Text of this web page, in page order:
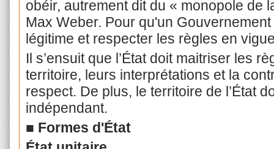
obéir, autrement dit du « monopole de
Max Weber. Pour qu'un
légitime et respecter les règles en
Il s’ensuit que l’État doit maitriser les
territoire, leurs interprétations et la
respect. De plus, le territoire de l’État
indépendant.
■ Formes d'État